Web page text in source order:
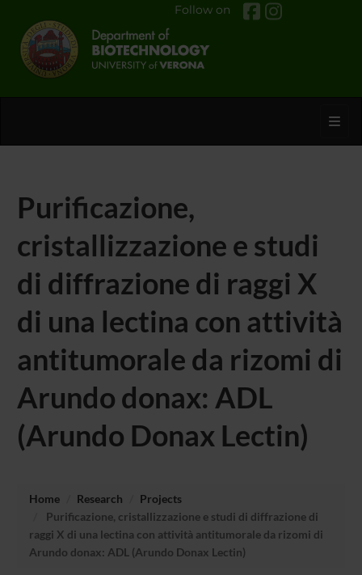
Follow on
Purificazione,
cristallizzazione e studi
di diffrazione di raggi X
di una lectina con attività
antitumorale da rizomi di
Arundo donax: ADL
(Arundo Donax Lectin)
Home Research
Projects
Purificazione, cristallizzazione e studi di diffrazione di
raggi X di una lectina con attività antitumorale da rizomi di
Arundo donax: ADL (Arundo Donax Lectin)